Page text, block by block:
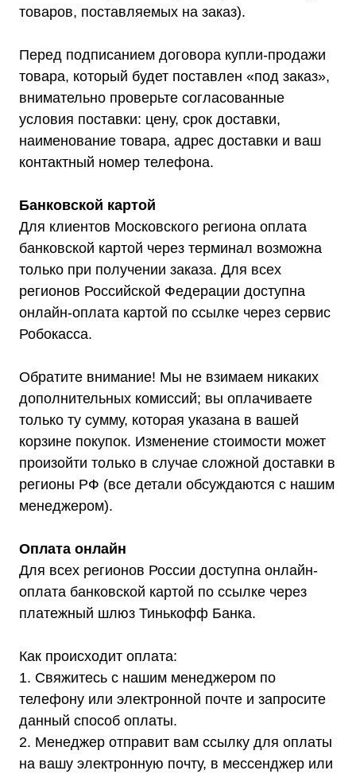
товаров, поставляемых на заказ).
Перед подписанием договора купли-продажи
товара, который будет поставлен «под заказ»,
внимательно проверьте согласованные
условия поставки: цену, срок доставки,
наименование товара, адрес доставки и ваш
контактный номер телефона.
Банковской картой
Для клиентов Московского региона оплата
банковской картой через терминал возможна
только при получении заказа. Для всех
регионов Российской Федерации доступна
онлайн-оплата картой по ссылке через сервис
Робокасса.
Обратите внимание! Мы не взимаем никаких
дополнительных комиссий; вы оплачиваете
только ту сумму, которая указана в вашей
корзине покупок. Изменение стоимости может
произойти только в случае сложной доставки в
регионы РФ (все детали обсуждаются с нашим
менеджером).
Оплата онлайн
Для всех регионов России доступна онлайн-
оплата банковской картой по ссылке через
платежный шлюз Тинькофф Банка.
Как происходит оплата:
1. Свяжитесь с нашим менеджером по
телефону или электронной почте и запросите
данный способ оплаты.
2. Менеджер отправит вам ссылку для оплаты
на вашу электронную почту, в мессенджер или
Мы являемся
официальным
Телефон:
8 (800) 444-75-17 info@shtil-stab.ru
Оставьте заявку на подбор
стабилизатора или ИБП и наши
менеджеры помогут вам подобрать
подходящий вариант
Оставить заявку